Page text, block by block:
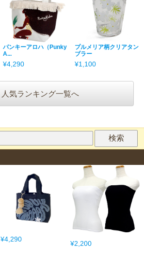
パンキーアロハ（Punky
A...
¥4,290
プルメリア柄クリアタン
ブラー
¥1,100
人気ランキング一覧へ
¥4,290
¥2,200